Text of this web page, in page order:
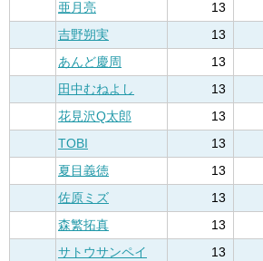
亜月亮
13
吉野朔実
13
あんど慶周
13
田中むねよし
13
花見沢Q太郎
13
TOBI
13
夏目義徳
13
佐原ミズ
13
森繁拓真
13
サトウサンペイ
13